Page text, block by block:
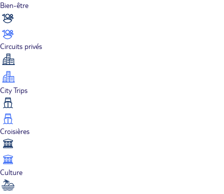
Bien-être
Circuits privés
City Trips
Croisières
Culture